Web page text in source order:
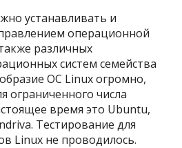
устанавливать и
операционной
различных
систем семейства
ОС Linux огромно,
ограниченного числа
время это Ubuntu,
Тестирование для
Linux не проводилось.